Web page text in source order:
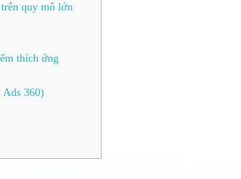
quy mô lớn
thích ứng
Ads 360)